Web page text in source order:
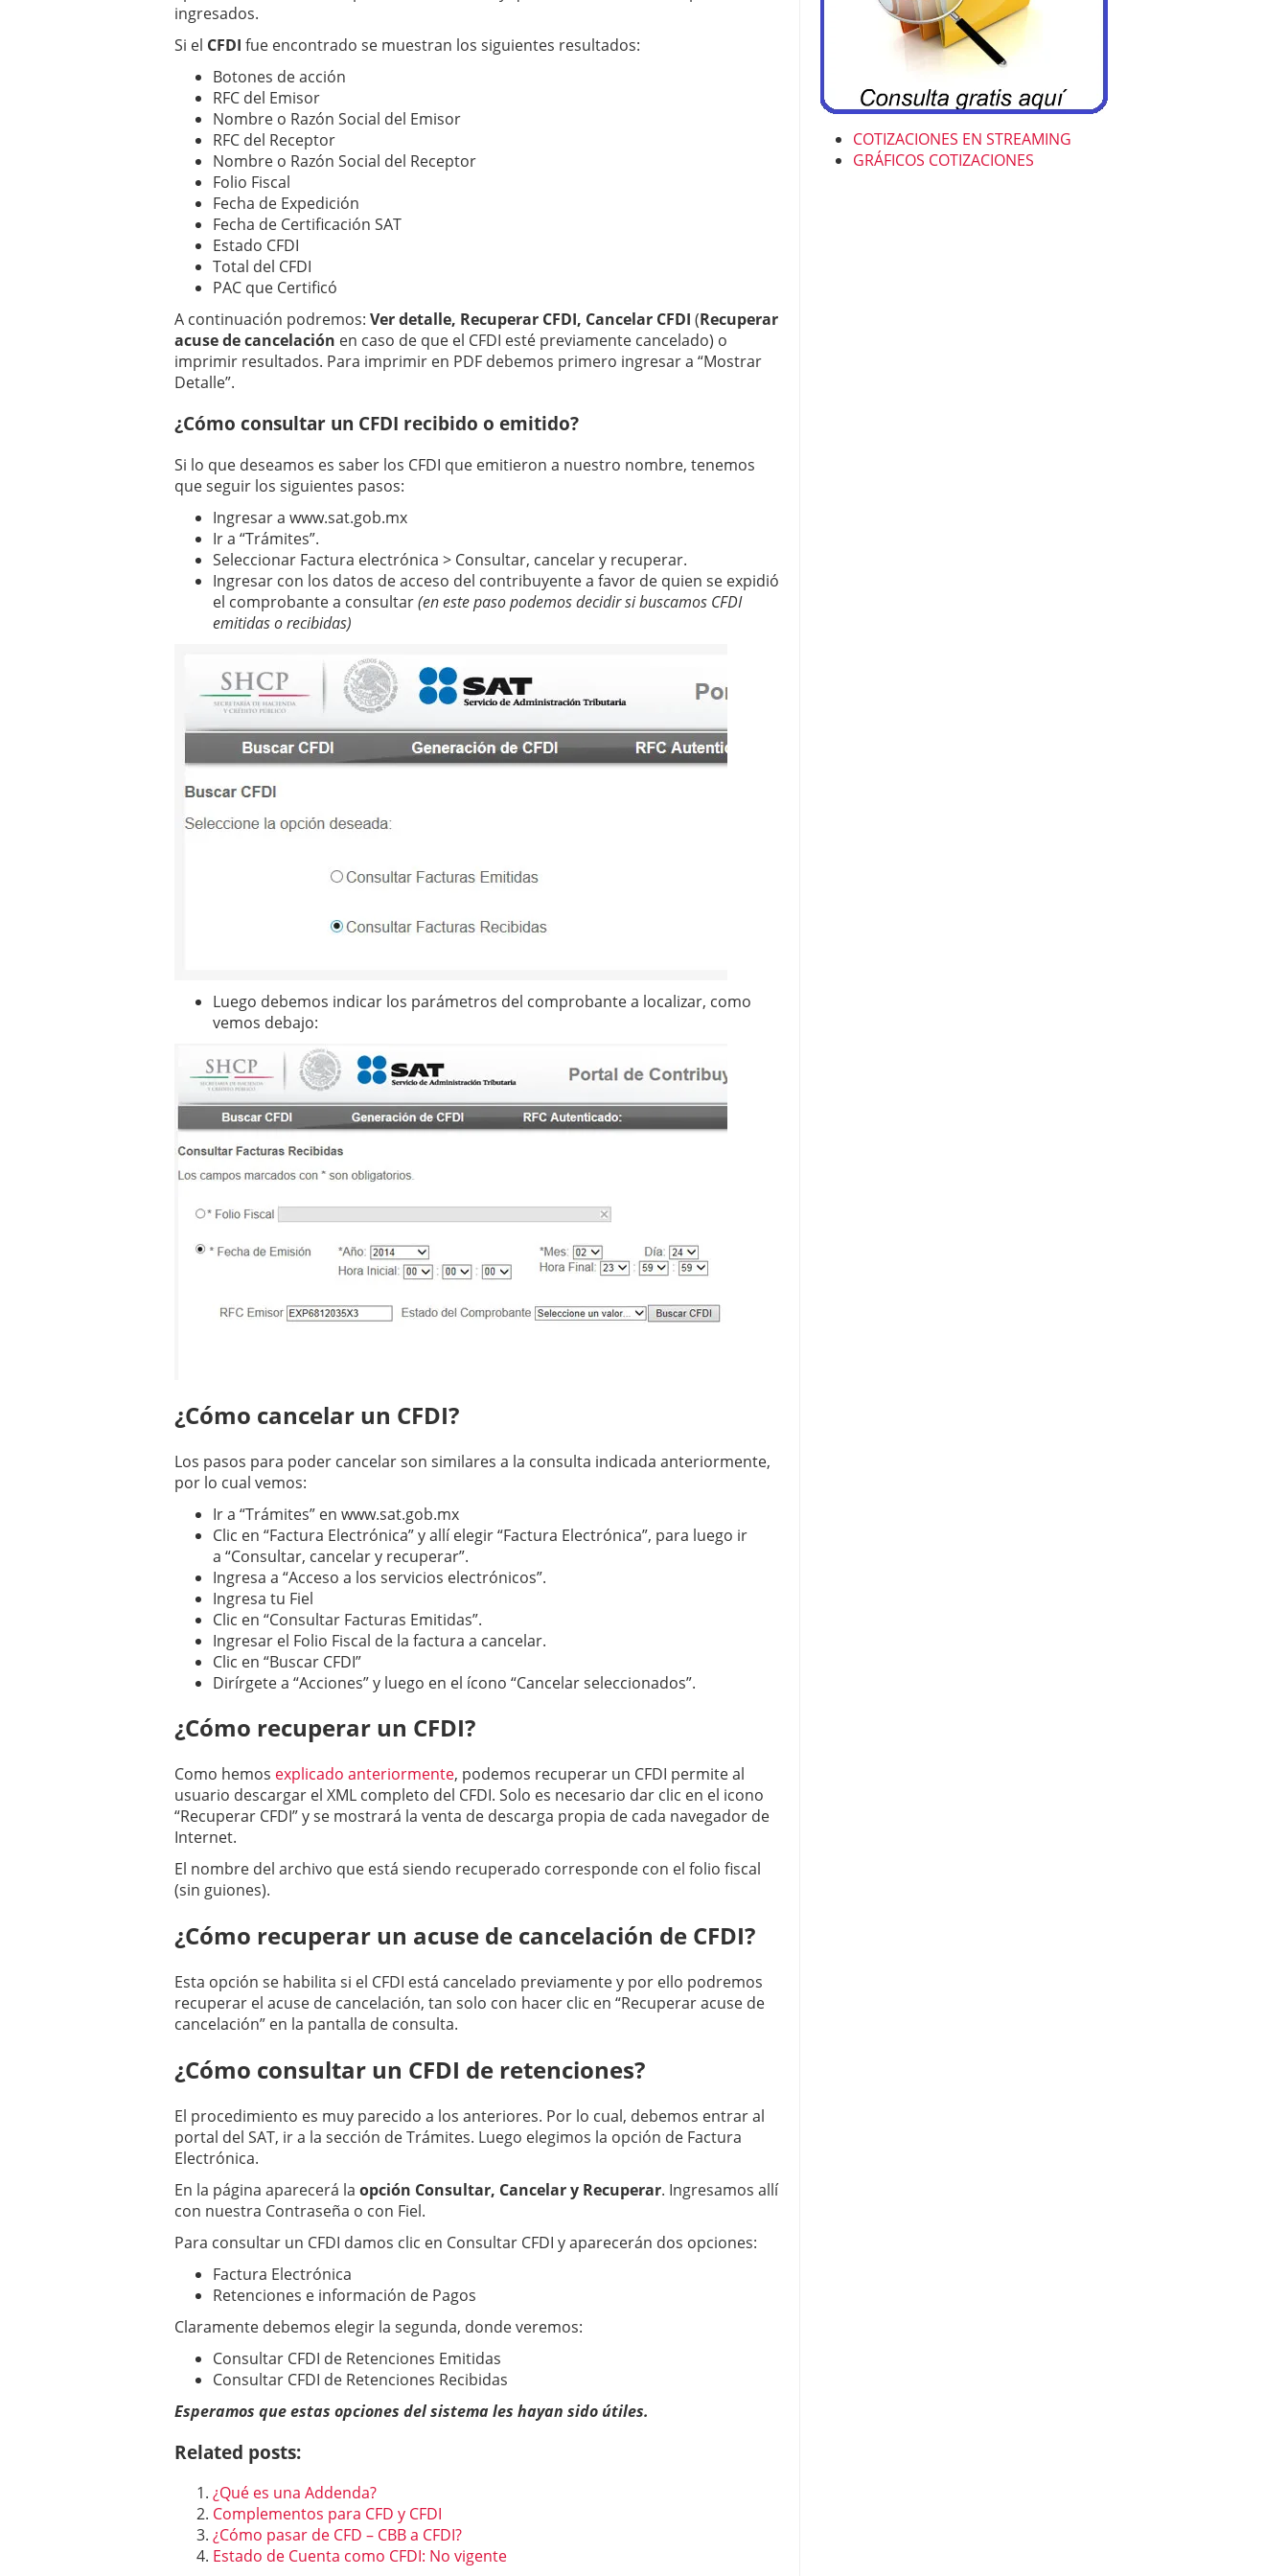
ingresados.
Si el CFDI fue encontrado se muestran los siguientes resultados:
Botones de acción
RFC del Emisor
Nombre o Razón Social del Emisor
RFC del Receptor
Nombre o Razón Social del Receptor
Folio Fiscal
Fecha de Expedición
Fecha de Certificación SAT
Estado CFDI
Total del CFDI
PAC que Certificó
A continuación podremos: Ver detalle, Recuperar CFDI, Cancelar CFDI (Recuperar
acuse de cancelación en caso de que el CFDI esté previamente cancelado) o
imprimir resultados. Para imprimir en PDF debemos primero ingresar a “Mostrar
Detalle”.
¿Cómo consultar un CFDI recibido o emitido?
Si lo que deseamos es saber los CFDI que emitieron a nuestro nombre, tenemos
que seguir los siguientes pasos:
Ingresar a www.sat.gob.mx
Ir a “Trámites”.
Seleccionar Factura electrónica > Consultar, cancelar y recuperar.
Ingresar con los datos de acceso del contribuyente a favor de quien se expidió
el comprobante a consultar(en este paso podemos decidir si buscamos CFDI
emitidas o recibidas)
Luego debemos indicar los parámetros del comprobante a localizar, como
vemos debajo:
¿Cómo cancelar un CFDI?
Los pasos para poder cancelar son similares a la consulta indicada anteriormente,
por lo cual vemos:
Ir a “Trámites” en www.sat.gob.mx
Clic en “Factura Electrónica” y allí elegir “Factura Electrónica”, para luego ir
a “Consultar, cancelar y recuperar”.
Ingresa a “Acceso a los servicios electrónicos”.
Ingresa tu Fiel
Clic en “Consultar Facturas Emitidas”.
Ingresar el Folio Fiscal de la factura a cancelar.
Clic en “Buscar CFDI”
Dirírgete a “Acciones” y luego en el ícono “Cancelar seleccionados”.
¿Cómo recuperar un CFDI?
Como hemos explicado anteriormente, podemos recuperar un CFDI permite al
usuario descargar el XML completo del CFDI. Solo es necesario dar clic en el icono
“Recuperar CFDI” y se mostrará la venta de descarga propia de cada navegador de
Internet.
El nombre del archivo que está siendo recuperado corresponde con el folio fiscal
(sin guiones).
¿Cómo recuperar un acuse de cancelación de CFDI?
Esta opción se habilita si el CFDI está cancelado previamente y por ello podremos
recuperar el acuse de cancelación, tan solo con hacer clic en “Recuperar acuse de
cancelación” en la pantalla de consulta.
¿Cómo consultar un CFDI de retenciones?
El procedimiento es muy parecido a los anteriores. Por lo cual, debemos entrar al
portal del SAT, ir a la sección de Trámites. Luego elegimos la opción de Factura
Electrónica.
En la página aparecerá la opción Consultar, Cancelar y Recuperar. Ingresamos allí
con nuestra Contraseña o con Fiel.
Para consultar un CFDI damos clic en Consultar CFDI y aparecerán dos opciones:
Factura Electrónica
Retenciones e información de Pagos
Claramente debemos elegir la segunda, donde veremos:
Consultar CFDI de Retenciones Emitidas
Consultar CFDI de Retenciones Recibidas
Esperamos que estas opciones del sistema les hayan sido útiles.
Related posts:
¿Qué es una Addenda?
Complementos para CFD y CFDI
¿Cómo pasar de CFD – CBB a CFDI?
Estado de Cuenta como CFDI: No vigente
COTIZACIONES EN STREAMING
GRÁFICOS COTIZACIONES